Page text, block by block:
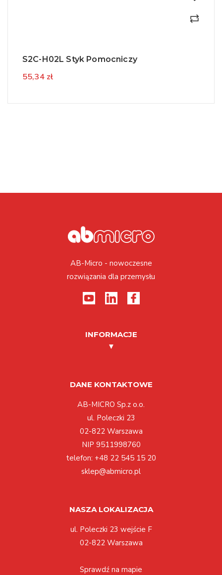
S2C-H02L Styk Pomocniczy
55,34 zł
AB-Micro - nowoczesne
rozwiązania dla przemysłu
INFORMACJE
DANE KONTAKTOWE
AB-MICRO Sp.z o.o.
ul. Poleczki 23
02-822 Warszawa
NIP 9511998760
telefon: +48 22 545 15 20
sklep@abmicro.pl
NASZA LOKALIZACJA
ul. Poleczki 23 wejście F
02-822 Warszawa
Sprawdź na mapie